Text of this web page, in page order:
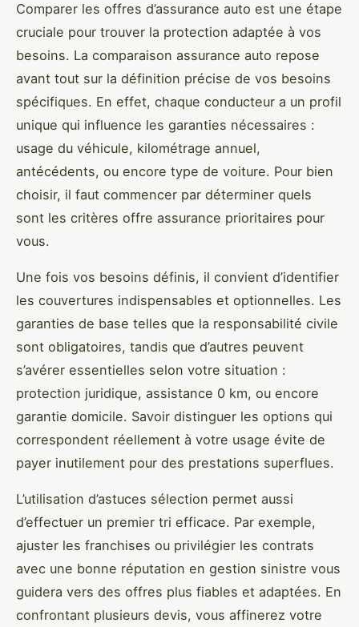
Comparer les offres d’assurance auto est une étape
cruciale pour trouver la protection adaptée à vos
besoins. La comparaison assurance auto repose
avant tout sur la définition précise de vos besoins
spécifiques. En effet, chaque conducteur a un profil
unique qui influence les garanties nécessaires :
usage du véhicule, kilométrage annuel,
antécédents, ou encore type de voiture. Pour bien
choisir, il faut commencer par déterminer quels
sont les critères offre assurance prioritaires pour
vous.
Une fois vos besoins définis, il convient d’identifier
les couvertures indispensables et optionnelles. Les
garanties de base telles que la responsabilité civile
sont obligatoires, tandis que d’autres peuvent
s’avérer essentielles selon votre situation :
protection juridique, assistance 0 km, ou encore
garantie domicile. Savoir distinguer les options qui
correspondent réellement à votre usage évite de
payer inutilement pour des prestations superflues.
L’utilisation d’astuces sélection permet aussi
d’effectuer un premier tri efficace. Par exemple,
ajuster les franchises ou privilégier les contrats
avec une bonne réputation en gestion sinistre vous
guidera vers des offres plus fiables et adaptées. En
confrontant plusieurs devis, vous affinerez votre